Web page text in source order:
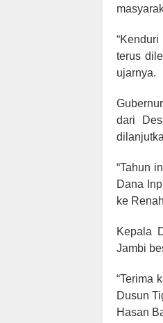
terus
ujarnya.
dari
“Tahun
Dana
ke
Kepala
Jambi
“Terima
Dusun
Hasan